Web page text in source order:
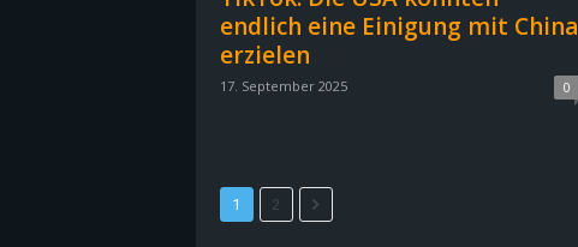
endlich eine Einigung mit China
erzielen
17. September 2025 0
1 2